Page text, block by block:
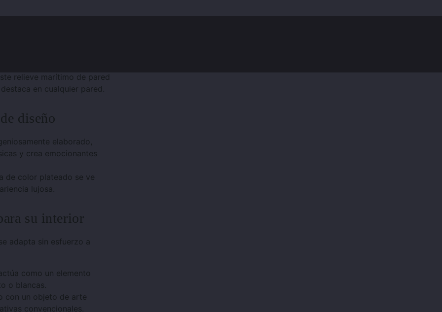
relieve marítimo de pared
en cualquier pared.
diseño
elaborado,
y crea emocionantes
de color plateado se ve
lujosa.
su interior
adapta sin esfuerzo a
como un elemento
o blancas.
con un objeto de arte
convencionales.